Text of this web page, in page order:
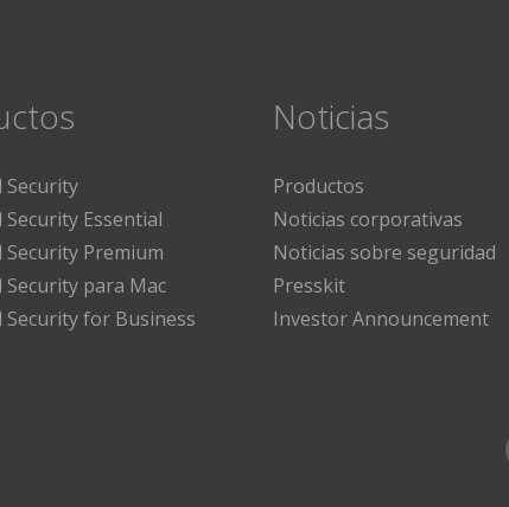
Security
Essential
Security Premium
Security para Mac
Security for Business
Noticias
Productos
Noticias corporativas
Noticias sobre seguridad
Presskit
Investor Announcement